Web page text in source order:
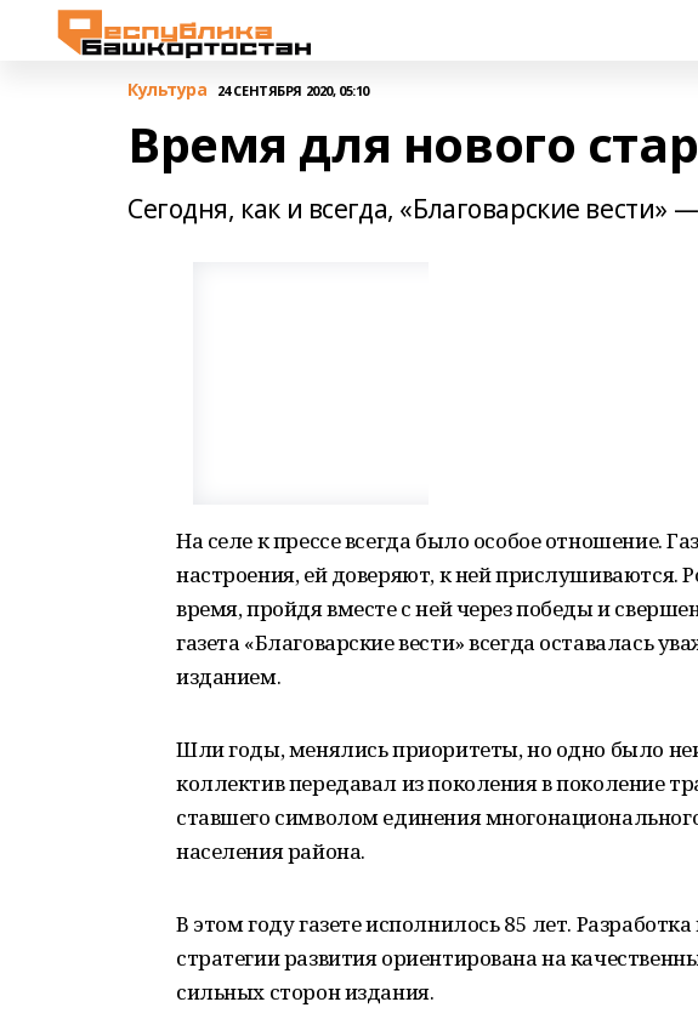
Культура 24 СЕНТЯБРЯ 2020, 05:10
Время для нового
Сегодня, как и всегда, «Благоварские
На селе к прессе всегда было особое отношение.
настроения, ей доверяют, к ней прислушиваются.
время, пройдя вместе с ней через победы и
газета «Благоварские вести» всегда оставалась
изданием.
Шли годы, менялись приоритеты, но одно было
коллектив передавал из поколения в поколение
ставшего символом единения
населения района.
В этом году газете исполнилось 85 лет.
стратегии развития ориентирована на
сильных сторон издания.